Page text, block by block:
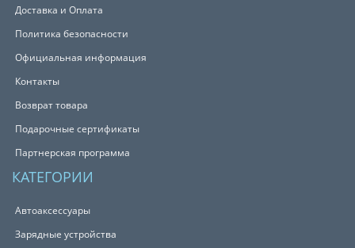
Доставка и Оплата
Политика безопасности
Официальная информация
Контакты
Возврат товара
Подарочные сертификаты
Партнерская программа
КАТЕГОРИИ
Автоаксессуары
Зарядные устройства